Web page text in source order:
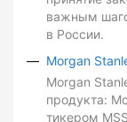
важным
в России.
Morgan
Morgan
продукта:
тикером